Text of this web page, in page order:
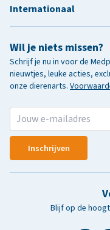
Wil je niets missen?
Schrijf je nu in voor de
nieuwtjes, leuke acties,
onze dierenarts.
Inschrijven
Blijf op de
Internationaal